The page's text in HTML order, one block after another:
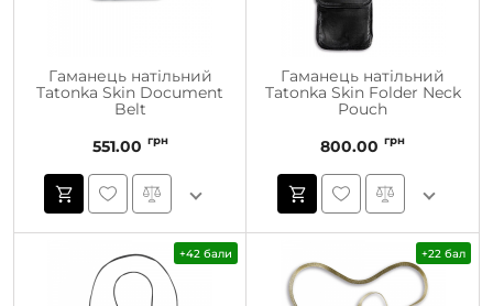
Гаманець натільний
Tatonka Skin Document
Belt
551.00 грн
Гаманець натільний
Tatonka Skin Folder Neck
Pouch
800.00 грн
+42 бали +22 бал